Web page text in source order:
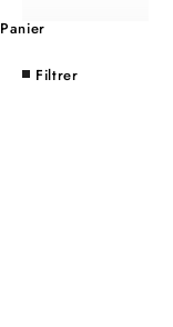
Panier
Filtrer